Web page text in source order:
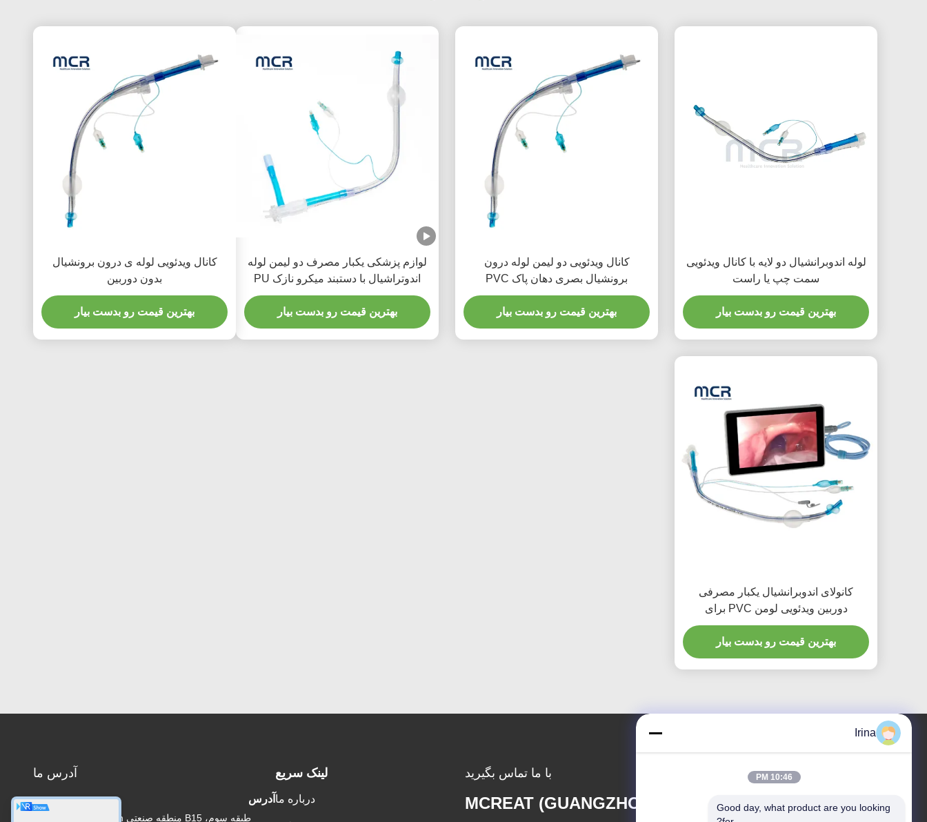
لوله اندوبرانشیال دو لایه با کانال ویدئویی
سمت چپ یا راست
بهترین قیمت رو بدست بیار
کانال ویدئویی دو لیمن لوله درون
برونشیال بصری دهان پاک PVC
بهترین قیمت رو بدست بیار
لوازم پزشکی یکبار مصرف دو لیمن لوله
اندوتراشیال با دستبند میکرو نازک PU
بهترین قیمت رو بدست بیار
کانال ویدئویی لوله ی درون برونشیال
بدون دوربین
بهترین قیمت رو بدست بیار
کانولای اندوبرانشیال یکبار مصرفی
دوربین ویدئویی لومن PVC برای
بزرگسالان
بهترین قیمت رو بدست بیار
با ما تماس بگیرید
MCREAT (GUANGZHOU) BIO-TECH
لینک سریع
درباره ما
آدرس ما
آدرس
طبقه سوم، B15 منطقه صنعتی Huachuang، Jinshan
Irina
10:46 PM
Good day, what product are you looking